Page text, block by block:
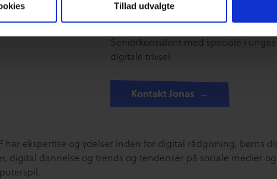
Tillad udvalgte
Jonas Ravn
Seniorkonsulent med speciale i unges
digitale trivsel
Kontakt Jonas
har ekspertise og ydelser inden for digital rådgivning, børns
digital dannelse og trends og tendenser på sociale medier